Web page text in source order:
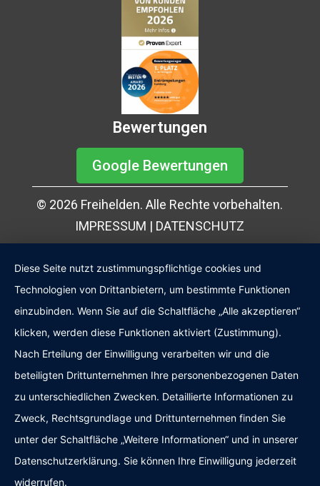
Bewertungen
Google Bewertungen
© 2026 Freihelden. Alle Rechte vorbehalten.
IMPRESSUM | DATENSCHUTZ
Diese Seite nutzt zustimmungspflichtige cookies und
Technologien von Drittanbietern, um bestimmte Funktionen
einzubinden. Wenn Sie auf die Schaltfläche „Alle akzeptieren“
klicken, werden diese Funktionen aktiviert (Zustimmung).
Nach Erteilung der Einwilligung verarbeiten wir und die
beteiligten Drittunternehmen Ihre personenbezogenen Daten
zu unterschiedlichen Zwecken. Detaillierte Informationen zu
Zweck, Rechtsgrundlage und Drittunternehmen finden Sie
unter der Schaltfläche „Weitere Informationen“ und in unserer
Datenschutzerklärung. Sie können Ihre Einwilligung jederzeit
widerrufen.
Kundenbewertungen und Erfahrungen zu
100
%
SEHR GUT